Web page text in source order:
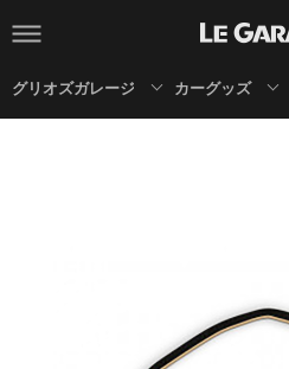
グリオズガレージ カーグッズ